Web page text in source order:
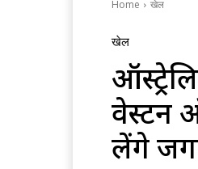
Home खेल
खेल
वेस्टर्न
लेंगे